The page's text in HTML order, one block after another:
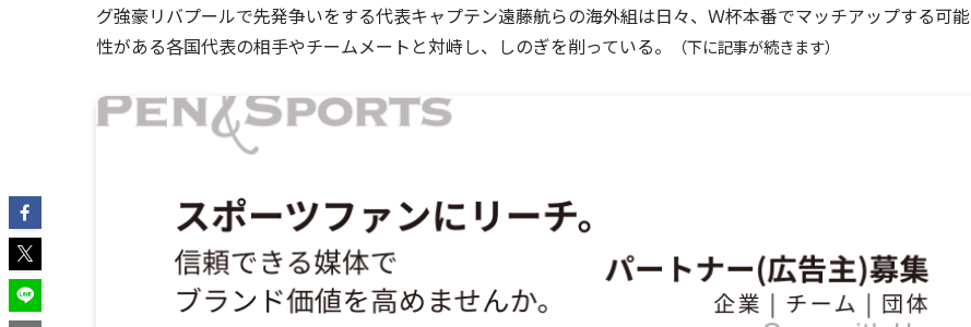
グ強豪リバプールで先発争いをする代表キャプテン遠藤航らの海外組は日々、Ｗ杯本番でマッチアップする可能
性がある各国代表の相手やチームメートと対峙し、しのぎを削っている。
（下に記事が続きます）